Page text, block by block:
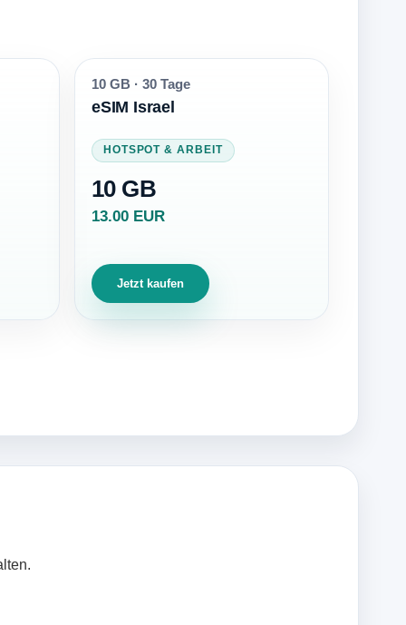
10 GB · 30 Tage
eSIM Israel
HOTSPOT & ARBEIT
10 GB
13.00 EUR
Jetzt kaufen